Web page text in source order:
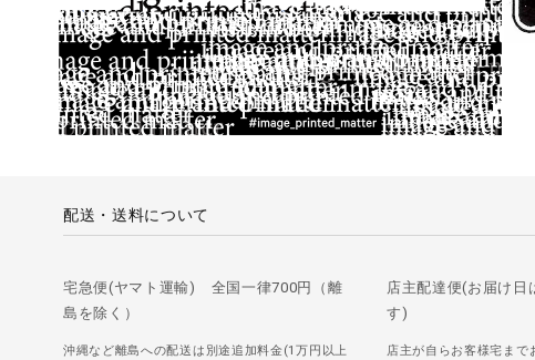
配送・送料について
宅急便(ヤマト運輸) 全国一律700円（離
島を除く）
沖縄など離島への配送は別途追加料金(1万円以上
店主配達便(お届け日
す)
店主が自らお客様宅まで